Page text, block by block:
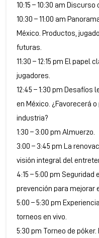
10:15 – 10:30 am Discurso
10:30 – 11:00 am
México. Productos,
futuras.
11:30 – 12:15 pm El
jugadores.
12:45 – 1:30 pm
en México. ¿Favorecerá
industria?
1:30 – 3:00 pm Almuerzo.
3:00 – 3:45 pm La
visión integral del
4:15 – 5:00 pm
prevención para mejorar
5:00 – 5:30 pm
torneos en vivo.
5:30 pm Torneo de